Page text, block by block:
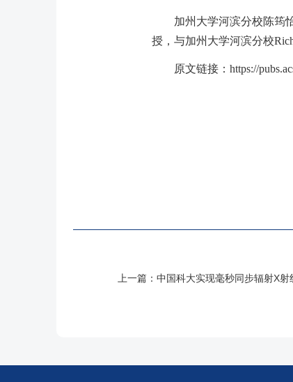
加州大学河滨分校陈筠
授，与加州大学河滨分校
原文链接：https://
上一篇： 中国科大实现毫秒同步辐射X